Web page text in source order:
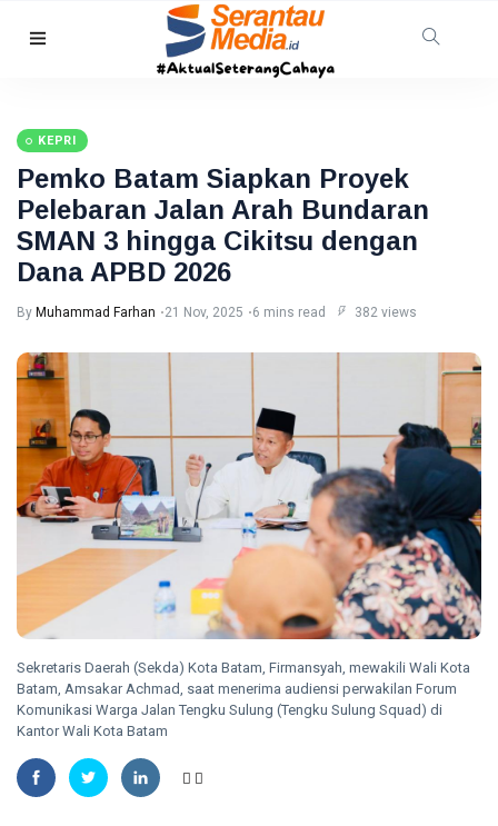
Gagalkan
Penyelundupan
1,3 Ton
Narkoba di
Perairan
Tanjung
Berakit
08 Aug,
2026
views
PEKANBARU
Revitalisasi
Pasar
Bawah
Pemko
Opsi Ambil
Alih
08
11
Warga
Pelalawan
Diserang
Beruang
Madu,
BBKSDA
Riau
Pasang
Kandang
08
Aug,
2026
views
HUKRIM
DPO
Kasus
Bathin
Solapan
2026
18
PENDIDIKAN
Mahasiswa
Unilak
Raih Juara
Harapan I
08
Aug,
32
views
KEPRI
Pemko Batam Siapkan Proyek
Pelebaran Jalan Arah Bundaran
SMAN 3 hingga Cikitsu dengan
Dana APBD 2026
By Muhammad Farhan 21 Nov, 2025 6 mins read 382 views
Sekretaris Daerah (Sekda) Kota Batam, Firmansyah, mewakili Wali Kota
Batam, Amsakar Achmad, saat menerima audiensi perwakilan Forum
Komunikasi Warga Jalan Tengku Sulung (Tengku Sulung Squad) di
Kantor Wali Kota Batam